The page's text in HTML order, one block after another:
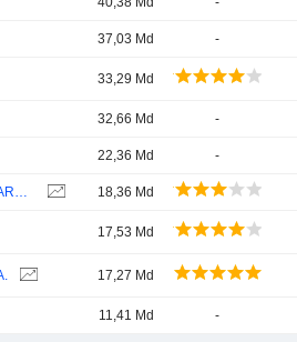
37,03 Md -
33,29 Md
32,66 Md -
22,36 Md -
WESTERN MIDSTREAM PARTNERS, LP 18,36 Md
17,53 Md
17,27 Md
11,41 Md -